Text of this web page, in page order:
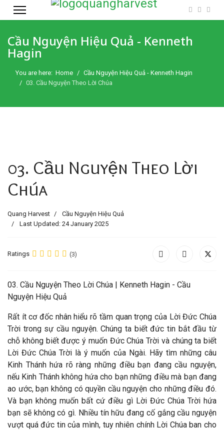
Cầu Nguyện Hiệu Quả - Kenneth
Hagin
You are here: Home
Cầu Nguyện Hiệu Quả - Kenneth Hagin
03. Cầu Nguyện Theo Lời Chúa
03. Cầu Nguyện Theo Lời
Chúa
Quang Harvest
Cầu Nguyện Hiệu Quả
Last Updated: 24 January 2025
Ratings (3)
03. Cầu Nguyện Theo Lời Chúa | Kenneth Hagin - Cầu
Nguyện Hiệu Quả
Rất ít cơ đốc nhân hiểu rõ tầm quan trọng của Lời Đức Chúa
Trời trong sự cầu nguyện. Chúng ta biết đức tin bắt đầu từ
chỗ không biết được ý muốn Đức Chúa Trời và chúng ta biết
Lời Đức Chúa Trời là ý muốn của Ngài. Hãy tìm những câu
Kinh Thánh hứa rõ ràng những điều bạn đang cầu nguyện,
nếu Kinh Thánh không hứa cho bạn những điều mà bạn đang
ao ước, bạn không có quyền cầu nguyện cho những điều đó.
Và bạn không muốn bất cứ điều gì Lời Đức Chúa Trời hứa
bạn sẽ không có gì. Nhiều tín hữu đang cố gắng cầu nguyện
vượt quá đức tin của mình, tuy nhiên chính Lời Chúa ban cho